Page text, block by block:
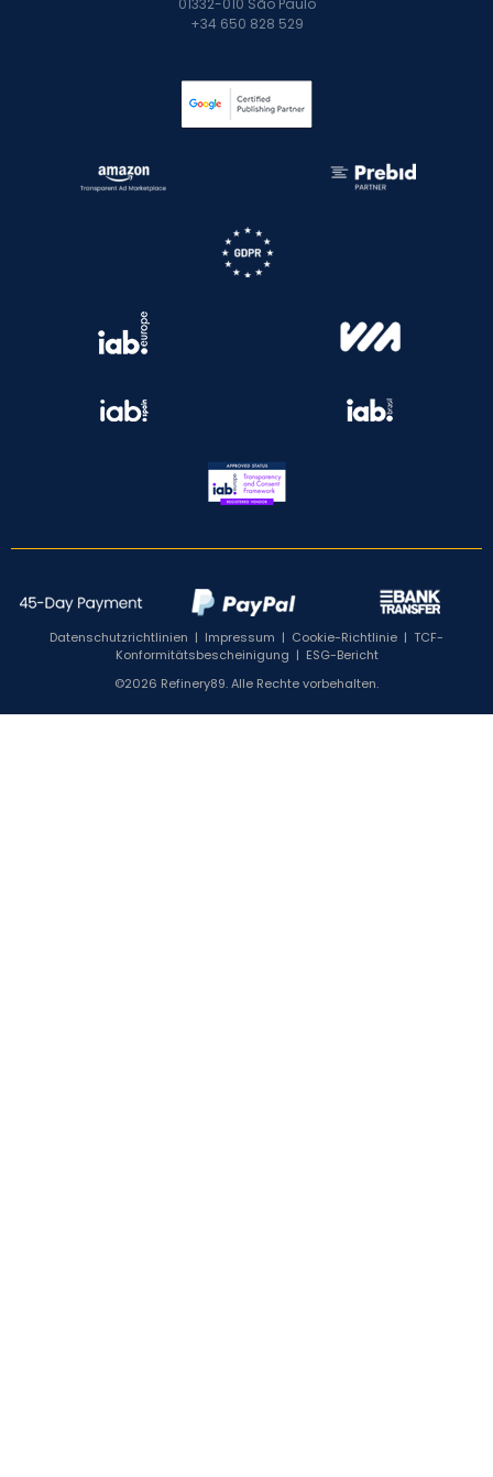
+34 650 828 529
Datenschutzrichtlinien | Impressum | Cookie-Richtlinie | TCF-
Konformitätsbescheinigung | ESG-Bericht
©2026 Refinery89. Alle Rechte vorbehalten.